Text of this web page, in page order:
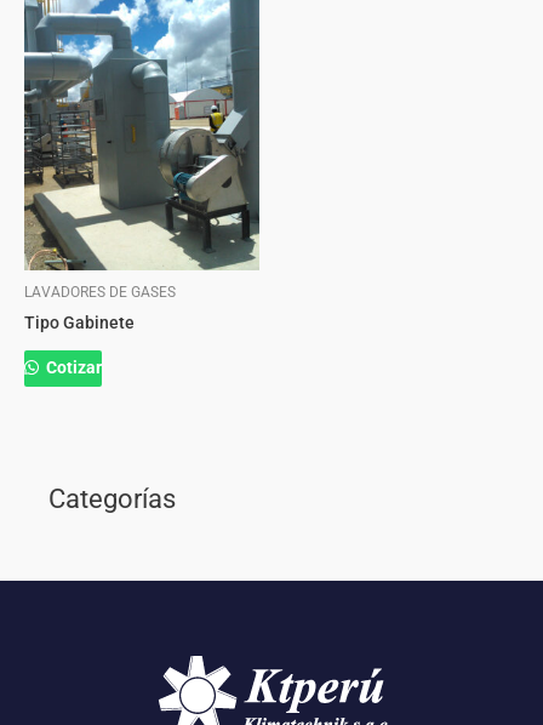
LAVADORES DE GASES
Tipo Gabinete
Cotizar
Categorías